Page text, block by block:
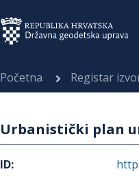
Početna Registar
Urbanistički plan
ID: